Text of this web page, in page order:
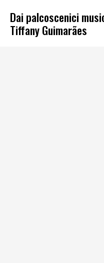
Dai palcoscenici
Tiffany Guimarães